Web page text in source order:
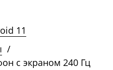
11
/
с экраном 240 Гц